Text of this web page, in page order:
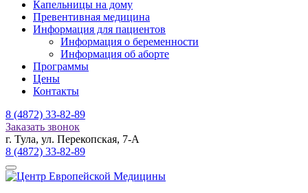
Капельницы на дому
Превентивная медицина
Информация для пациентов
Информация о беременности
Информация об аборте
Программы
Цены
Контакты
8 (4872) 33-82-89
Заказать звонок
г. Тула, ул. Перекопская, 7-А
8 (4872) 33-82-89